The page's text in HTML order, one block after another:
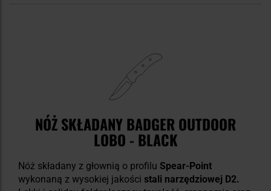
NÓŻ SKŁADANY BADGER OUTDOOR
LOBO - BLACK
Nóż składany z głownią o profilu Spear-Point
wykonaną z wysokiej jakości stali narzędziowej D2.